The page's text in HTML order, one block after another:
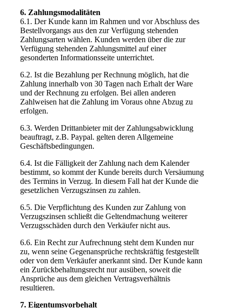
6. Zahlungsmodalitäten
6.1. Der Kunde kann im Rahmen und vor Abschluss des
Bestellvorgangs aus den zur Verfügung stehenden
Zahlungsarten wählen. Kunden werden über die zur
Verfügung stehenden Zahlungsmittel auf einer
gesonderten Informationsseite unterrichtet.
6.2. Ist die Bezahlung per Rechnung möglich, hat die
Zahlung innerhalb von 30 Tagen nach Erhalt der Ware
und der Rechnung zu erfolgen. Bei allen anderen
Zahlweisen hat die Zahlung im Voraus ohne Abzug zu
erfolgen.
6.3. Werden Drittanbieter mit der Zahlungsabwicklung
beauftragt, z.B. Paypal. gelten deren Allgemeine
Geschäftsbedingungen.
6.4. Ist die Fälligkeit der Zahlung nach dem Kalender
bestimmt, so kommt der Kunde bereits durch Versäumung
des Termins in Verzug. In diesem Fall hat der Kunde die
gesetzlichen Verzugszinsen zu zahlen.
6.5. Die Verpflichtung des Kunden zur Zahlung von
Verzugszinsen schließt die Geltendmachung weiterer
Verzugsschäden durch den Verkäufer nicht aus.
6.6. Ein Recht zur Aufrechnung steht dem Kunden nur
zu, wenn seine Gegenansprüche rechtskräftig festgestellt
oder von dem Verkäufer anerkannt sind. Der Kunde kann
ein Zurückbehaltungsrecht nur ausüben, soweit die
Ansprüche aus dem gleichen Vertragsverhältnis
resultieren.
7. Eigentumsvorbehalt